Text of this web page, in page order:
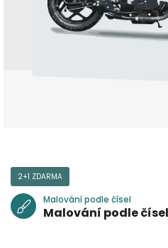
2+1 ZDARMA
Malování podle čísel
Malování podle